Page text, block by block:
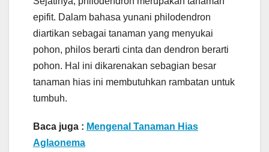
epifit. Dalam bahasa yunani philodendron
diartikan sebagai tanaman yang menyukai
pohon, philos berarti cinta dan dendron berarti
pohon. Hal ini dikarenakan sebagian besar
tanaman hias ini membutuhkan rambatan untuk
tumbuh.
Baca juga : Mengenal Tanaman Hias
Aglaonema